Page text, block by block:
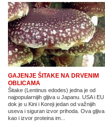
GAJENJE ŠITAKE NA DRVENIM
OBLICAMA
Šitake (Lentinus edodes) jedna je od
najpopularnijih gljiva u Japanu. USA i EU
dok je u Kini i Koreji jedan od važnijih
useva i siguran izvor prihoda. Ova gljiva
kao i izvor proteina im...